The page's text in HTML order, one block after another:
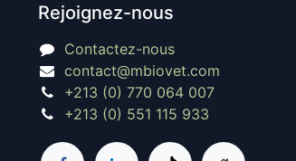
Rejoignez-nous
Contactez-nous
contact@mbiovet.com
+213 (0) 770 064 007
+213 (0) 551 115 933